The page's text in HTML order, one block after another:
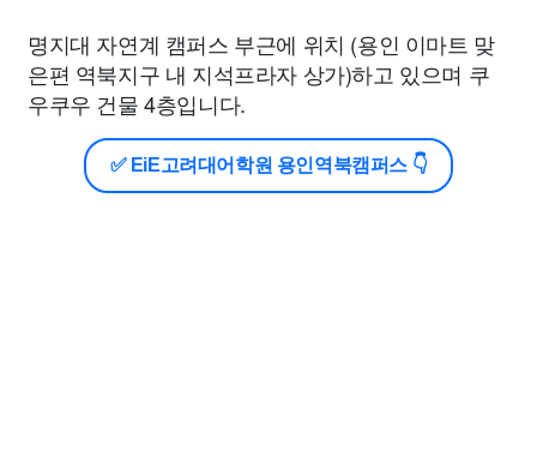
명지대 자연계 캠퍼스 부근에 위치 (용인 이마트 맞
은편 역북지구 내 지석프라자 상가)하고 있으며 쿠
우쿠우 건물 4층입니다.
✅ EiE고려대어학원 용인역북캠퍼스 👇